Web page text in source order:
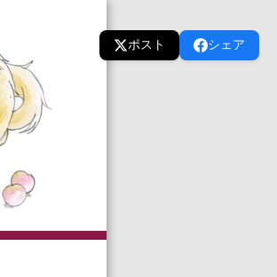
ポスト シェア